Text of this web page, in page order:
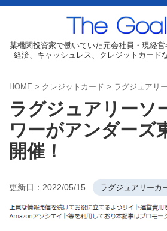
某機関投資家で働いていた元会社員・現経営
経済、キャッシュレス、クレジットカード
HOME > クレジットカード > ラグジュアリ
ラグジュアリーソ
ワーがアンダーズ
開催！
更新日： 2022/05/15 ラグジュアリーカ